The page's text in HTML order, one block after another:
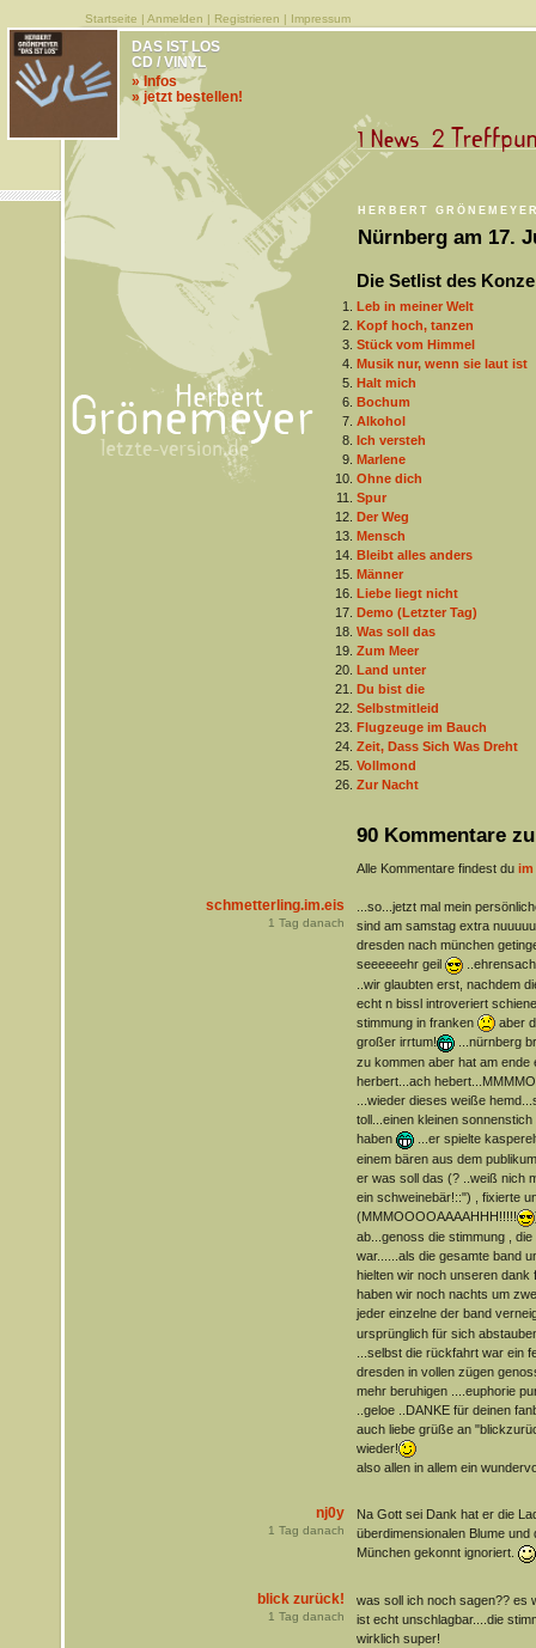
Startseite | Anmelden | Registrieren | Impressum
HERBERT
Nürnberg am 17.
DAS IST LOS
CD / VINYL
» Infos
» jetzt bestellen!
Die Setlist des
Leb in meiner Welt
Kopf hoch, tanzen
Stück vom Himmel
Musik nur, wenn sie laut ist
Halt mich
Bochum
Alkohol
Ich versteh
Marlene
Ohne dich
Spur
Der Weg
Mensch
Bleibt alles anders
Männer
Liebe liegt nicht
Demo (Letzter Tag)
Was soll das
Zum Meer
Land unter
Du bist die
Selbstmitleid
Flugzeuge im Bauch
Zeit, Dass Sich Was Dreht
Vollmond
Zur Nacht
90 Kommentare
Alle Kommentare findest du im
schmetterling.im.eis
1 Tag danach
...so...jetzt mal mein
sind am samstag extra
dresden nach münchen
seeeeeehr geil
..wir glaubten erst, nachdem
echt n bissl introveriert
stimmung in franken
aber
großer irrtum!
...nürnberg
zu kommen aber hat am ende
herbert...ach
...wieder dieses weiße
toll...einen kleinen
haben
...er spielte
einem bären aus dem
er was soll das (? ..weiß nich
ein schweinebär!::") , fixierte
(MMMOOOOAAAAHHH!!!!!
ab...genoss die stimmung ,
war......als die gesamte band
hielten wir noch unseren dank
haben wir noch nachts um
jeder einzelne der band
ursprünglich für sich
...selbst die rückfahrt war ein
dresden in vollen zügen
mehr beruhigen ....euphorie
..geloe ..DANKE für deinen
auch liebe grüße an
wieder!
also allen in allem ein
nj0y
1 Tag danach
Na Gott sei Dank hat er die
überdimensionalen Blume und
München gekonnt ignoriert.
blick zurück!
1 Tag danach
was soll ich noch sagen?? es
ist echt unschlagbar....die
wirklich super!